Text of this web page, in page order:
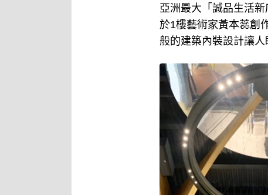
亞洲最大「誠品生活
於1樓藝術家黃本蕊創
般的建築內裝設計讓